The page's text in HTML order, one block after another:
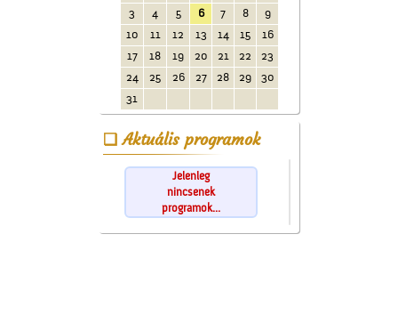
3
4 5 6 7 8
9
10
11 12 13 14 15
16
17
18 19 20 21 22
23
24
25 26 27 28 29
30
31
Aktuális programok
Jelenleg
nincsenek
programok...